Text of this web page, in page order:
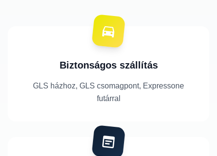
Biztonságos szállítás
GLS házhoz, GLS csomagpont, Expressone
futárral